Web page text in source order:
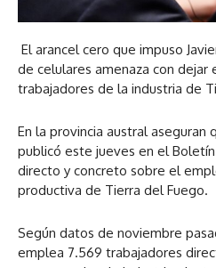
El arancel cero que impuso
de celulares amenaza con dejar
trabajadores de la industria de
En la provincia austral aseguran
publicó este jueves en el
directo y concreto sobre el
productiva de Tierra del Fuego.
Según datos de noviembre
emplea 7.569 trabajadores